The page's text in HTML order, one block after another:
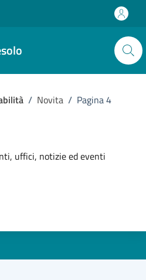
/ Novita / Pagina 4
uffici, notizie ed eventi